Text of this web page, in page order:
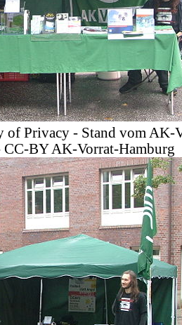
of Privacy - Stand vom AK-
CC-BY AK-Vorrat-Hamburg